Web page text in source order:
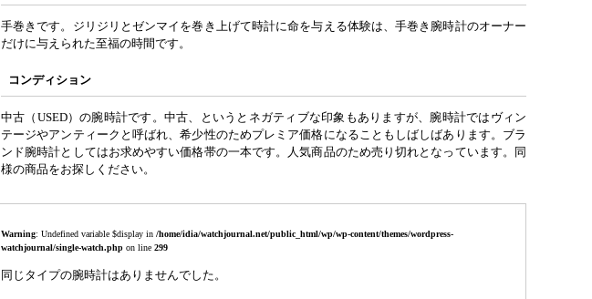
手巻きです。ジリジリとゼンマイを巻き上げて時計に命を与える体験は、手巻き腕時計のオーナー
だけに与えられた至福の時間です。
コンディション
中古（USED）の腕時計です。中古、というとネガティブな印象もありますが、腕時計ではヴィン
テージやアンティークと呼ばれ、希少性のためプレミア価格になることもしばしばあります。ブラ
ンド腕時計としてはお求めやすい価格帯の一本です。人気商品のため売り切れとなっています。同
様の商品をお探しください。
Warning: Undefined variable $display in /home/idia/watchjournal.net/public_html/wp/wp-content/themes/wordpress-
watchjournal/single-watch.phpon line 299
同じタイプの腕時計はありませんでした。